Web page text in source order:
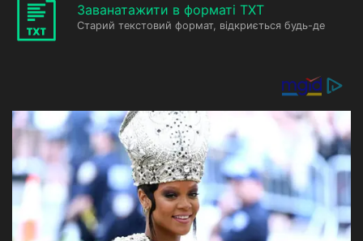
Заванатажити в форматі TXT
Старий текстовий формат, відкриється будь-де